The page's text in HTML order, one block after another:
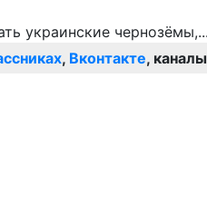
, Вконтакте, каналы